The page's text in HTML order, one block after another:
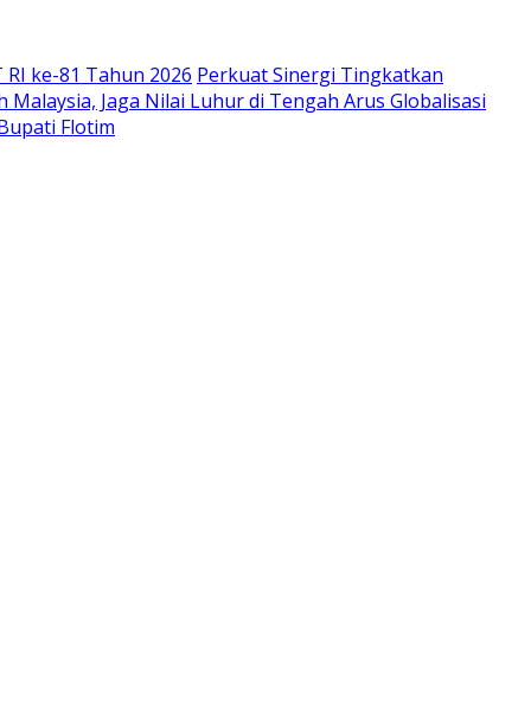
ke-81 Tahun 2026 Perkuat Sinergi Tingkatkan
Jaga Nilai Luhur di Tengah Arus Globalisasi
Flotim